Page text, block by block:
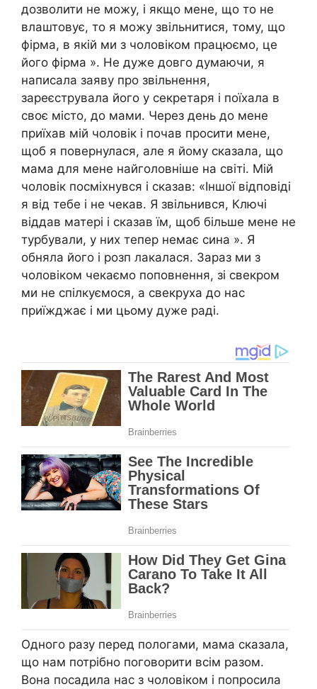
дозволити не можу, і якщо мене, що то не
влаштовує, то я можу звільнитися, тому, що
фірма, в якій ми з чоловіком працюємо, це
його фірма ». Не дуже довго думаючи, я
написала заяву про звільнення,
зареєструвала його у секретаря і поїхала в
своє місто, до мами. Через день до мене
приїхав мій чоловік і почав просити мене,
щоб я повернулася, але я йому сказала, що
мама для мене найголовніше на світі. Мій
чоловік посміхнувся і сказав: «Іншої відповіді
я від тебе і не чекав. Я звільнився, Ключі
віддав матері і сказав їм, щоб більше мене не
турбували, у них тепер немає сина ». Я
обняла його і розп лакалася. Зараз ми з
чоловіком чекаємо поповнення, зі свекром
ми не спілкуємося, а свекруха до нас
приїжджає і ми цьому дуже раді.
Одного разу перед пологами, мама сказала,
що нам потрібно поговорити всім разом.
Вона посадила нас з чоловіком і попросила